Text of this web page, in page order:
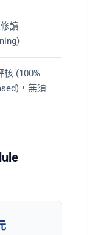
讀
核 (100%
，無須